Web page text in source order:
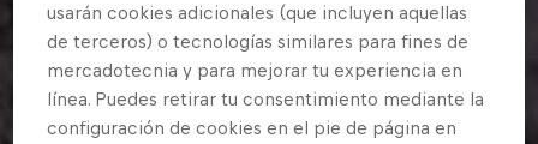
usarán cookies adicionales (que incluyen aquellas
de terceros) o tecnologías similares para fines de
mercadotecnia y para mejorar tu experiencia en
línea. Puedes retirar tu consentimiento mediante la
configuración de cookies en el pie de página en